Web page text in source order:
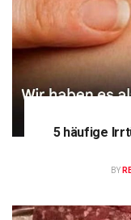
5 häufige
BY